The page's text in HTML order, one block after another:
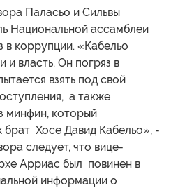
Паласьо и Сильвы
Национальной ассамблеи
в коррупции. «Кабельо
и власть. Он погряз в
взять под свой
а также
минфин, который
брат Хосе Давид Кабельо», -
следует, что вице-
Арриас был повинен в
информации о